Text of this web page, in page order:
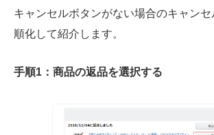
キャンセルボタンがない場合のキャン
順化して紹介します。
手順1：商品の返品を選択する